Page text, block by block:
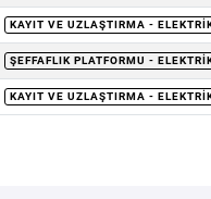
KAYIT VE UZLAŞTIRMA -
ŞEFFAFLIK PLATFORMU -
KAYIT VE UZLAŞTIRMA -